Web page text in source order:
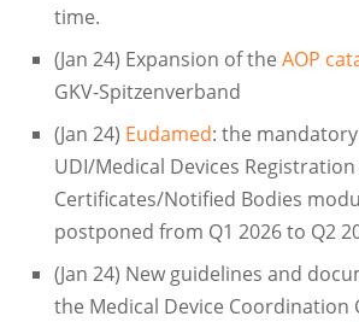
time.
(Jan 24) Expansion of the AOP
GKV-Spitzenverband
(Jan 24) Eudamed: the
UDI/Medical Devices
Certificates/Notified Bodies
postponed from Q1 2026 to Q2
(Jan 24) New guidelines and
the Medical Device Coordination